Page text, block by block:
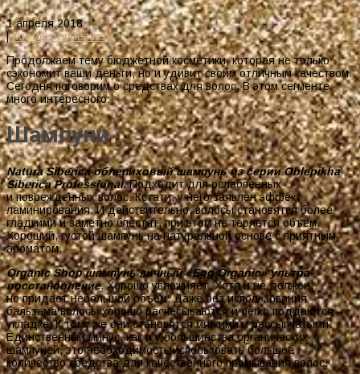
1 апреля 2018
|Комментариев нет
Продолжаем тему бюджетной косметики, которая не только
сэкономит ваши деньги, но и удивит своим отличным качеством.
Сегодня поговорим о средствах для волос. В этом сегменте
много интересного.
Шампуни
Natura Siberica облепиховый шампунь из серии Oblepikha
Siberica Professional.Подходит для ослабленных
и поврежденных волос. Кстати, у него заявлен эффект
ламинирования. И действительно, волосы становятся более
гладкими и заметно блестят, при этом не теряется объем.
Хороший, густой шампунь на натуральной основе с приятным
ароматом.
Organic Shop шампунь яичный «Egg Organic» ультра-
восстановление. Хорошо увлажняет. Хотя и не должен,
но придает небольшой объем. Даже без использования
бальзама волосы хорошо расчесываются и легко поддаются
укладке. К тому же они становятся мягкими и рассыпчатыми.
Единственный минус, как и у большинства органических
шампуней, это необходимость использовать большое
количество средства для качественного промывания волос.